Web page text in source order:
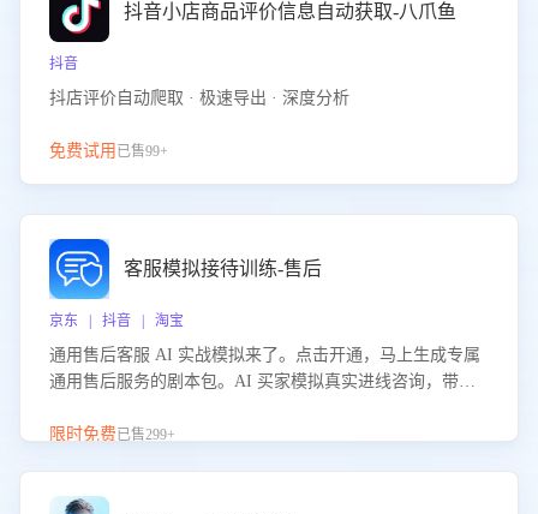
抖音小店商品评价信息自动获取-八爪鱼
抖音
抖店评价自动爬取 · 极速导出 · 深度分析
免费试用 已售99+
客服模拟接待训练-售后
京东 | 抖音 | 淘宝
通用售后客服 AI 实战模拟来了。点击开通，马上生成专属
通用售后服务的剧本包。AI 买家模拟真实进线咨询，带您
的应对要点，轻松提升服务能力。
限时免费已售299+